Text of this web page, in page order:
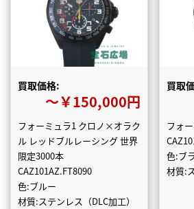
買取価格:
〜￥150,000円
フォーミュラ1 クロノ×オラク
ル レッドブルレーシング 世界
限定3000本
CAZ101AZ.FT8090
色:ブルー
材質:ステンレス（DLC加工）
買取
フォ
色:ブ
材質: